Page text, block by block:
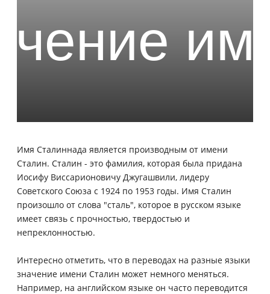
Имя Сталиннада является производным от имени
Сталин. Сталин - это фамилия, которая была придана
Иосифу Виссарионовичу Джугашвили, лидеру
Советского Союза с 1924 по 1953 годы. Имя Сталин
произошло от слова "сталь", которое в русском языке
имеет связь с прочностью, твердостью и
непреклонностью.
Интересно отметить, что в переводах на разные языки
значение имени Сталин может немного меняться.
Например, на английском языке он часто переводится